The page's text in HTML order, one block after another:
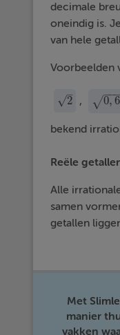
decimale
oneindig is.
van hele
Voorbeelden
2
–
√
2 , 0, 6
−−
−
√
0,6
bekend
Reële
Alle
samen
getallen
Met
manier
vakken